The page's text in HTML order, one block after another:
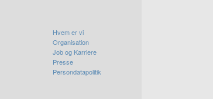
Hvem er vi
Organisation
Job og Karriere
Presse
Persondatapolitik